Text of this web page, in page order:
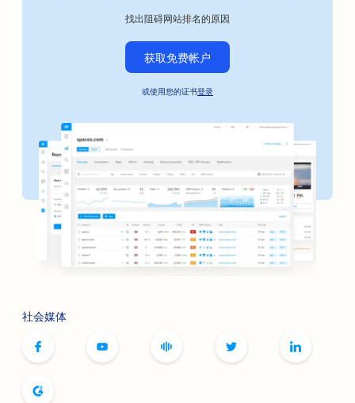
找出阻碍网站排名的原因
获取免费帐户
或使用您的证书登录
社会媒体